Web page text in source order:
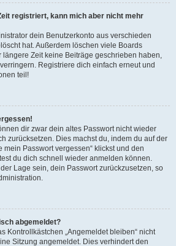
registriert, kann mich aber nicht mehr
dein Benutzerkonto aus verschieden
hat. Außerdem löschen viele Boards
längere Zeit keine Beiträge geschrieben haben,
Registriere dich einfach erneut und
teil!
dir zwar dein altes Passwort nicht wieder
zurücksetzen. Dies machst du, indem du auf der
mein Passwort vergessen“ klickst und den
du dich schnell wieder anmelden können.
Lage sein, dein Passwort zurückzusetzen, so
abgemeldet?
Kontrollkästchen „Angemeldet bleiben“ nicht
Sitzung angemeldet. Dies verhindert den